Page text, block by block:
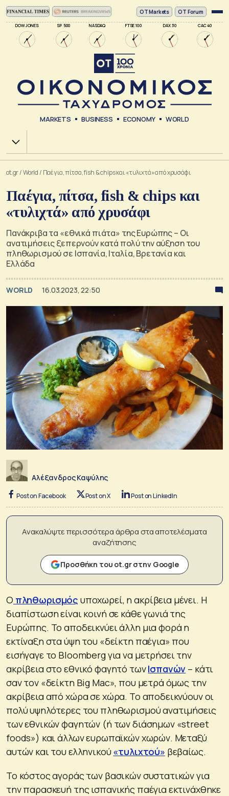
DOW JONES SP 500 NASDAQ FTSE 100 DAX 30 CAC 40
ΟΤ Markets OT Forum
MARKETS BUSINESS ECONOMY WORLD
Χ.Α.
ot.gr/World / Παέγια, πίτσα, fish & chips και «τυλιχτά» από χρυσάφι
Παέγια, πίτσα, fish & chips και
«τυλιχτά» από χρυσάφι
Πανάκριβα τα «εθνικά πιάτα» της Ευρώπης – Οι
ανατιμήσεις ξεπερνούν κατά πολύ την αύξηση του
πληθωρισμού σε Ισπανία, Ιταλία, Βρετανία και
Ελλάδα
WORLD 16.03.2023, 22:50
Αλέξανδρος Καψύλης
Post on Facebook Post on X Post on LinkedIn
Ανακαλύψτε περισσότερα άρθρα στα αποτελέσματα
αναζήτησης
Προσθήκη του ot.gr στην Google
Ο πληθωρισμός υποχωρεί, η ακρίβεια μένει. Η
διαπίστωση είναι κοινή σε κάθε γωνιά της
Ευρώπης. Το αποδεικνύει άλλη μια φορά η
εκτίναξη στα ύψη του «δείκτη παέγια» που
εισήγαγε το Bloomberg για να μετρήσει την
ακρίβεια στο εθνικό φαγητό τωνΙσπανών – κάτι
σαν τον «δείκτη Big Mac», που μετρά όμως την
ακρίβεια από χώρα σε χώρα. Το αποδεικνύουν οι
πολύ υψηλότερες του πληθωρισμού ανατιμήσεις
των εθνικών φαγητών (ή των διάσημων «street
foods») και άλλων ευρωπαϊκών χωρών. Μεταξύ
αυτών και του ελληνικού«τυλιχτού» βεβαίως.
Το κόστος αγοράς των βασικών συστατικών για
την παρασκευή της ισπανικής παέγια εκτινάχθηκε